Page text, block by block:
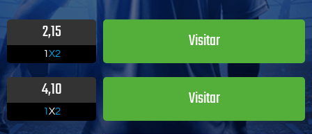
2,15
1 X2
Visitar
4,10
1 X2
Visitar